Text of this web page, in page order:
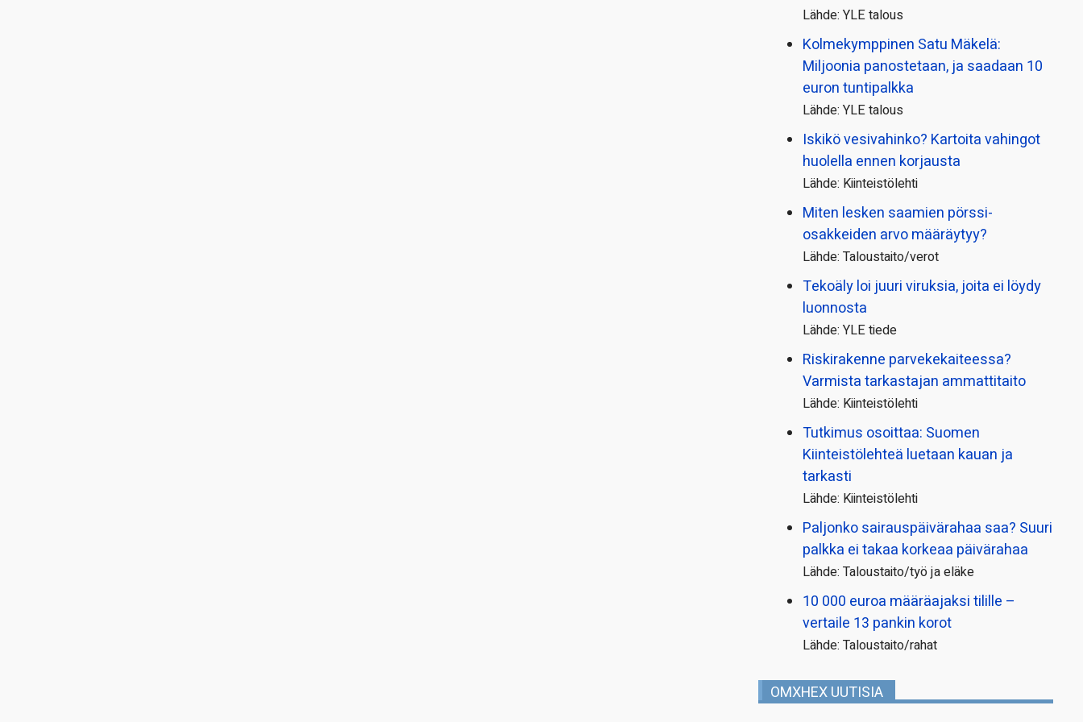
Lähde: YLE talous
Kolmekymppinen Satu Mäkelä:
Miljoonia panostetaan, ja saadaan 10
euron tuntipalkka
Lähde: YLE talous
Iskikö vesivahinko? Kartoita vahingot
huolella ennen korjausta
Lähde: Kiinteistölehti
Miten lesken saamien pörssi­
osakkeiden arvo määräytyy?
Lähde: Taloustaito/verot
Tekoäly loi juuri viruksia, joita ei löydy
luonnosta
Lähde: YLE tiede
Riskirakenne parvekekaiteessa?
Varmista tarkastajan ammattitaito
Lähde: Kiinteistölehti
Tutkimus osoittaa: Suomen
Kiinteistölehteä luetaan kauan ja
tarkasti
Lähde: Kiinteistölehti
Paljonko sairauspäivä­rahaa saa? Suuri
palkka ei takaa korkeaa päivärahaa
Lähde: Taloustaito/työ ja eläke
10 000 euroa määräajaksi tilille –
vertaile 13 pankin korot
Lähde: Taloustaito/rahat
OMXHEX UUTISIA